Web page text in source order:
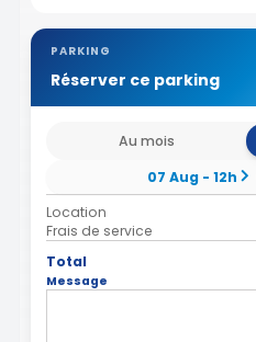
PARKING
Réserver ce parking
Au mois
07 Aug - 12h
Location
Frais de service
Total
Message